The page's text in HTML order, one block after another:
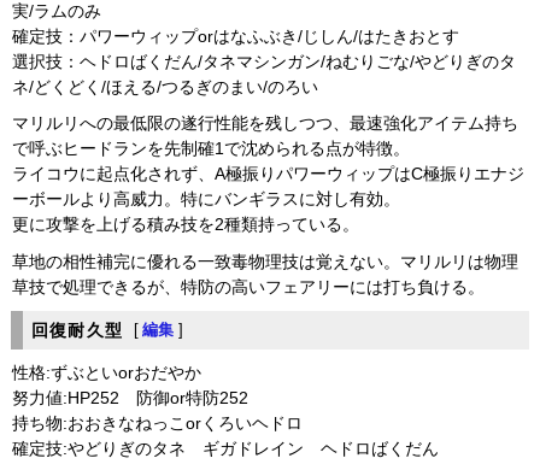
実/ラムのみ
確定技：パワーウィップorはなふぶき/じしん/はたきおとす
選択技：ヘドロばくだん/タネマシンガン/ねむりごな/やどりぎのタ
ネ/どくどく/ほえる/つるぎのまい/のろい
マリルリへの最低限の遂行性能を残しつつ、最速強化アイテム持ち
で呼ぶヒードランを先制確1で沈められる点が特徴。
ライコウに起点化されず、A極振りパワーウィップはC極振りエナジ
ーボールより高威力。特にバンギラスに対し有効。
更に攻撃を上げる積み技を2種類持っている。
草地の相性補完に優れる一致毒物理技は覚えない。マリルリは物理
草技で処理できるが、特防の高いフェアリーには打ち負ける。
回復耐久型 [ 編集 ]
性格:ずぶといorおだやか
努力値:HP252 防御or特防252
持ち物:おおきなねっこorくろいヘドロ
確定技:やどりぎのタネ ギガドレイン ヘドロばくだん